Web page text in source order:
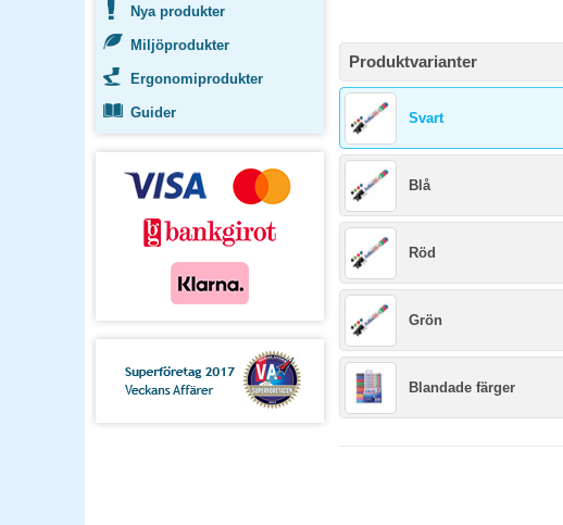
Nya produkter
Miljöprodukter
Ergonomiprodukter
Guider
Produktvarianter
Svart
Blå
Röd
Grön
Blandade färger